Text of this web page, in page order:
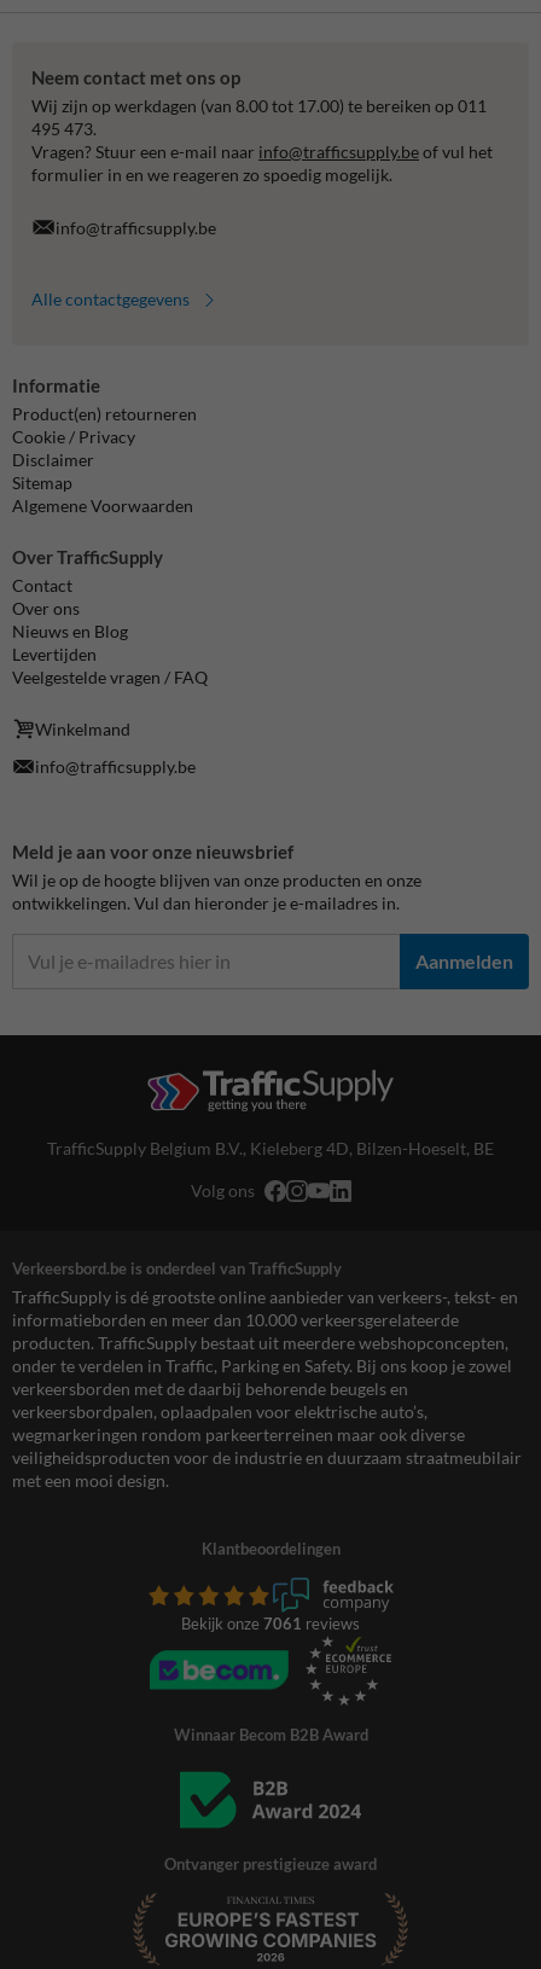
Neem contact met ons op
Wij zijn op werkdagen (van 8.00 tot 17.00) te bereiken op 011
495 473.
Vragen? Stuur een e-mail naar info@trafficsupply.beof vul het
formulier in en we reageren zo spoedig mogelijk.
info@trafficsupply.be
Alle contactgegevens
Informatie
Product(en) retourneren
Cookie / Privacy
Disclaimer
Sitemap
Algemene Voorwaarden
Over TrafficSupply
Contact
Over ons
Nieuws en Blog
Levertijden
Veelgestelde vragen / FAQ
Winkelmand
info@trafficsupply.be
Meld je aan voor onze nieuwsbrief
Wil je op de hoogte blijven van onze producten en onze
ontwikkelingen. Vul dan hieronder je e-mailadres in.
Aanmelden
TrafficSupply Belgium B.V., Kieleberg 4D, Bilzen-Hoeselt, BE
Volg ons
Verkeersbord.be is onderdeel van TrafficSupply
TrafficSupply is dé grootste online aanbieder van verkeers-, tekst- en
informatieborden en meer dan 10.000 verkeersgerelateerde
producten. TrafficSupply bestaat uit meerdere webshopconcepten,
onder te verdelen in Traffic, Parking en Safety. Bij ons koop je zowel
verkeersborden met de daarbij behorende beugels en
verkeersbordpalen, oplaadpalen voor elektrische auto’s,
wegmarkeringen rondom parkeerterreinen maar ook diverse
veiligheidsproducten voor de industrie en duurzaam straatmeubilair
met een mooi design.
Klantbeoordelingen
Bekijk onze 7061 reviews
Winnaar Becom B2B Award
Ontvanger prestigieuze award